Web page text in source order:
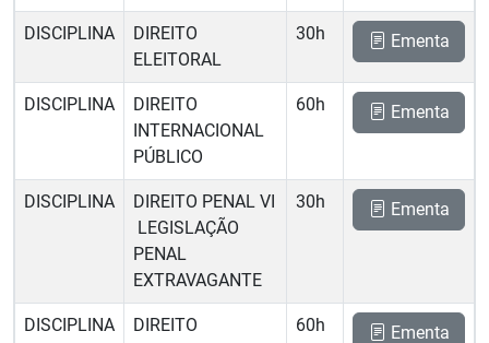
DISCIPLINA
DIREITO
ELEITORAL
30h Ementa
DISCIPLINA
DIREITO
INTERNACIONAL
PÚBLICO
60h Ementa
DISCIPLINA
DIREITO PENAL VI
 LEGISLAÇÃO
PENAL
EXTRAVAGANTE
30h Ementa
DISCIPLINA
DIREITO
60h Ementa